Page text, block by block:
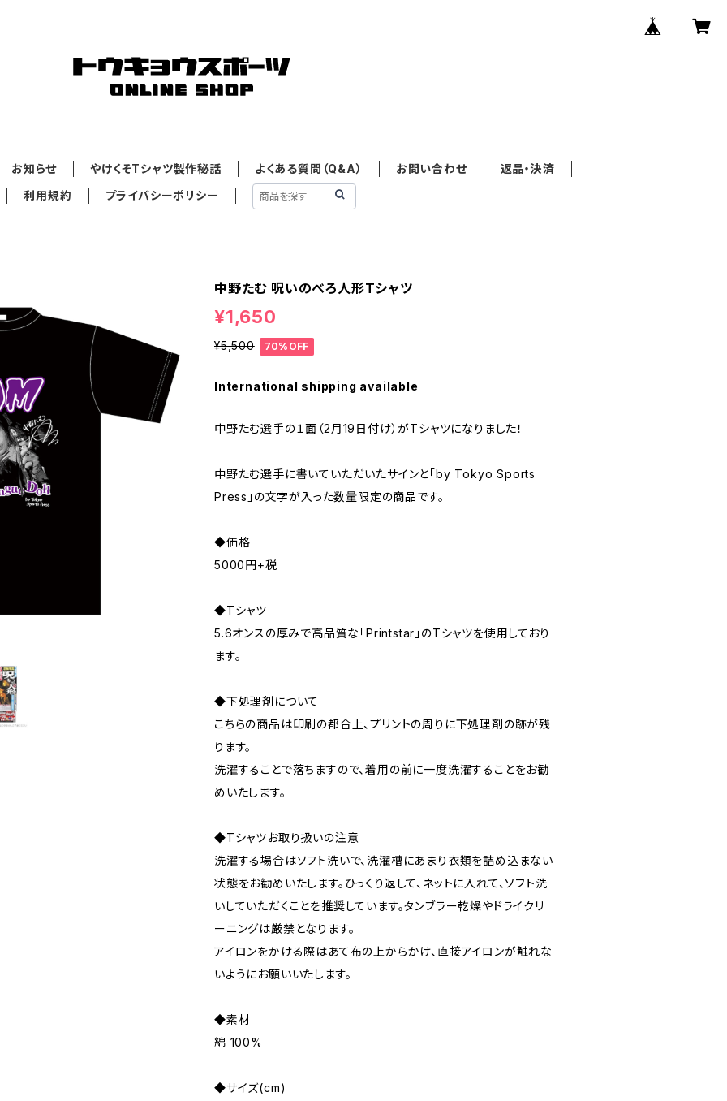
お知らせ やけくそTシャツ製作秘話 よくある質問（Q&A） お問い合わせ
返品・決済
利用規約
プライバシーポリシー
中野たむ 呪いのべろ人形Tシャツ
¥1,650
¥5,500 70%OFF
International shipping available
中野たむ選手の１面（2月19日付け）がTシャツになりました！
中野たむ選手に書いていただいたサインと「by Tokyo Sports
Press」の文字が入った数量限定の商品です。
◆価格
5000円+税
◆Tシャツ
5.6オンスの厚みで高品質な「Printstar」のTシャツを使用しており
ます。
◆下処理剤について
こちらの商品は印刷の都合上、プリントの周りに下処理剤の跡が残
ります。
洗濯することで落ちますので、着用の前に一度洗濯することをお勧
めいたします。
◆Tシャツお取り扱いの注意
洗濯する場合はソフト洗いで、洗濯槽にあまり衣類を詰め込まない
状態をお勧めいたします。ひっくり返して、ネットに入れて、ソフト洗
いしていただくことを推奨しています。タンブラー乾燥やドライクリ
ーニングは厳禁となります。
アイロンをかける際はあて布の上からかけ、直接アイロンが触れな
いようにお願いいたします。
◆素材
綿 100%
◆サイズ(cm)